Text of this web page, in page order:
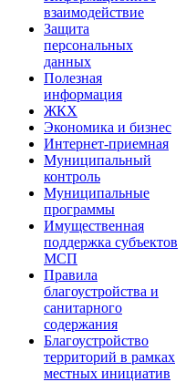
взаимодействие
Защита
персональных
данных
Полезная
информация
ЖКХ
Экономика и бизнес
Интернет-приемная
Муниципальный
контроль
Муниципальные
программы
Имущественная
поддержка субъектов
МСП
Правила
благоустройства и
санитарного
содержания
Благоустройство
территорий в рамках
местных инициатив